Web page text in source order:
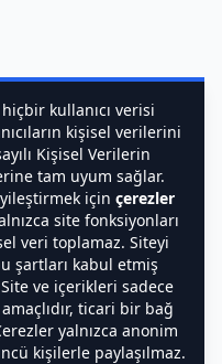
kullanıcı verisi
kişisel verilerini
Kişisel Verilerin
tam uyum sağlar.
için çerezler
site fonksiyonları
veri toplamaz. Siteyi
şartları kabul etmiş
Site ve içerikleri sadece
ticari bir bağ
yalnızca anonim
kişilerle paylaşılmaz.